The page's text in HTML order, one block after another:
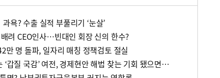
욕? 수출 실적 부풀리기 ‘눈살’
려 CEO인사…빈대인 회장 신의 한수?
만 명 돌파, 일자리 매칭 정책검토 절실
갑질 국감’ 여전, 경제현안 해법 찾는 기회 됐으면…